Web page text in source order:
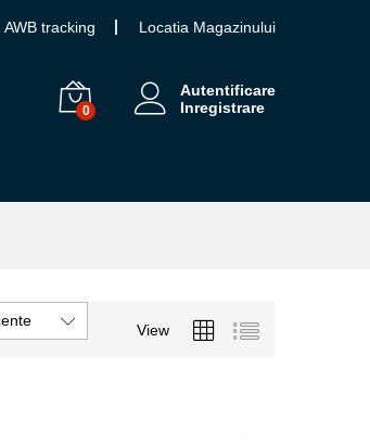
AWB tracking Locatia Magazinului
0
Autentificare
Inregistrare
View